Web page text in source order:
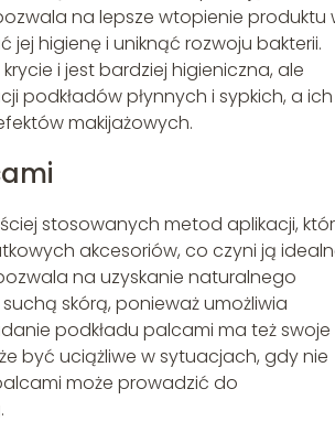
na lepsze wtopienie produktu
jej higienę i uniknąć rozwoju bakterii.
i jest bardziej higieniczna, ale
podkładów płynnych i sypkich, a ich
makijażowych.
stosowanych metod aplikacji,
akcesoriów, co czyni ją
na uzyskanie naturalnego
skórą, ponieważ umożliwia
podkładu palcami ma też swoje
być uciążliwe w sytuacjach, gdy nie
może prowadzić do